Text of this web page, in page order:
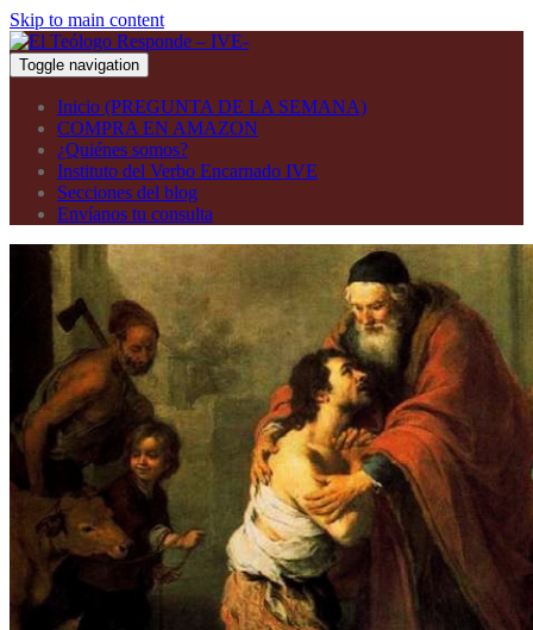
Skip to main content
Toggle navigation
Inicio (PREGUNTA DE LA SEMANA)
COMPRA EN AMAZON
¿Quiénes somos?
Instituto del Verbo Encarnado IVE
Secciones del blog
Envíanos tu consulta